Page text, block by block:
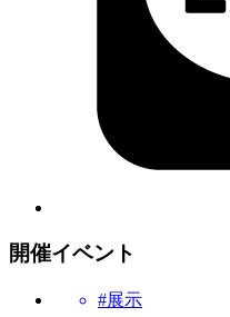
開催イベント
#展示